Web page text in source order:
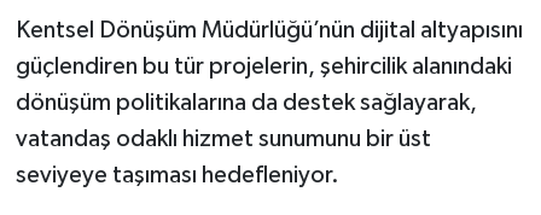
Kentsel Dönüşüm Müdürlüğü’nün dijital altyapısını
güçlendiren bu tür projelerin, şehircilik alanındaki
dönüşüm politikalarına da destek sağlayarak,
vatandaş odaklı hizmet sunumunu bir üst
seviyeye taşıması hedefleniyor.